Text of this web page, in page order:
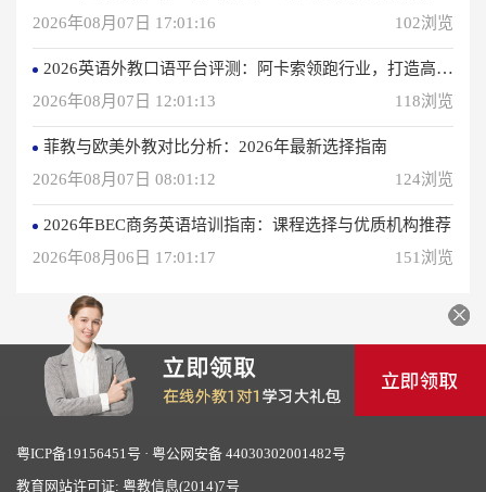
2026年08月07日 17:01:16
102浏览
2026英语外教口语平台评测：阿卡索领跑行业，打造高效学习体验
2026年08月07日 12:01:13
118浏览
菲教与欧美外教对比分析：2026年最新选择指南
2026年08月07日 08:01:12
124浏览
2026年BEC商务英语培训指南：课程选择与优质机构推荐
2026年08月06日 17:01:17
151浏览
粤ICP备19156451号 · 粤公网安备 44030302001482号
教育网站许可证: 粤教信息(2014)7号